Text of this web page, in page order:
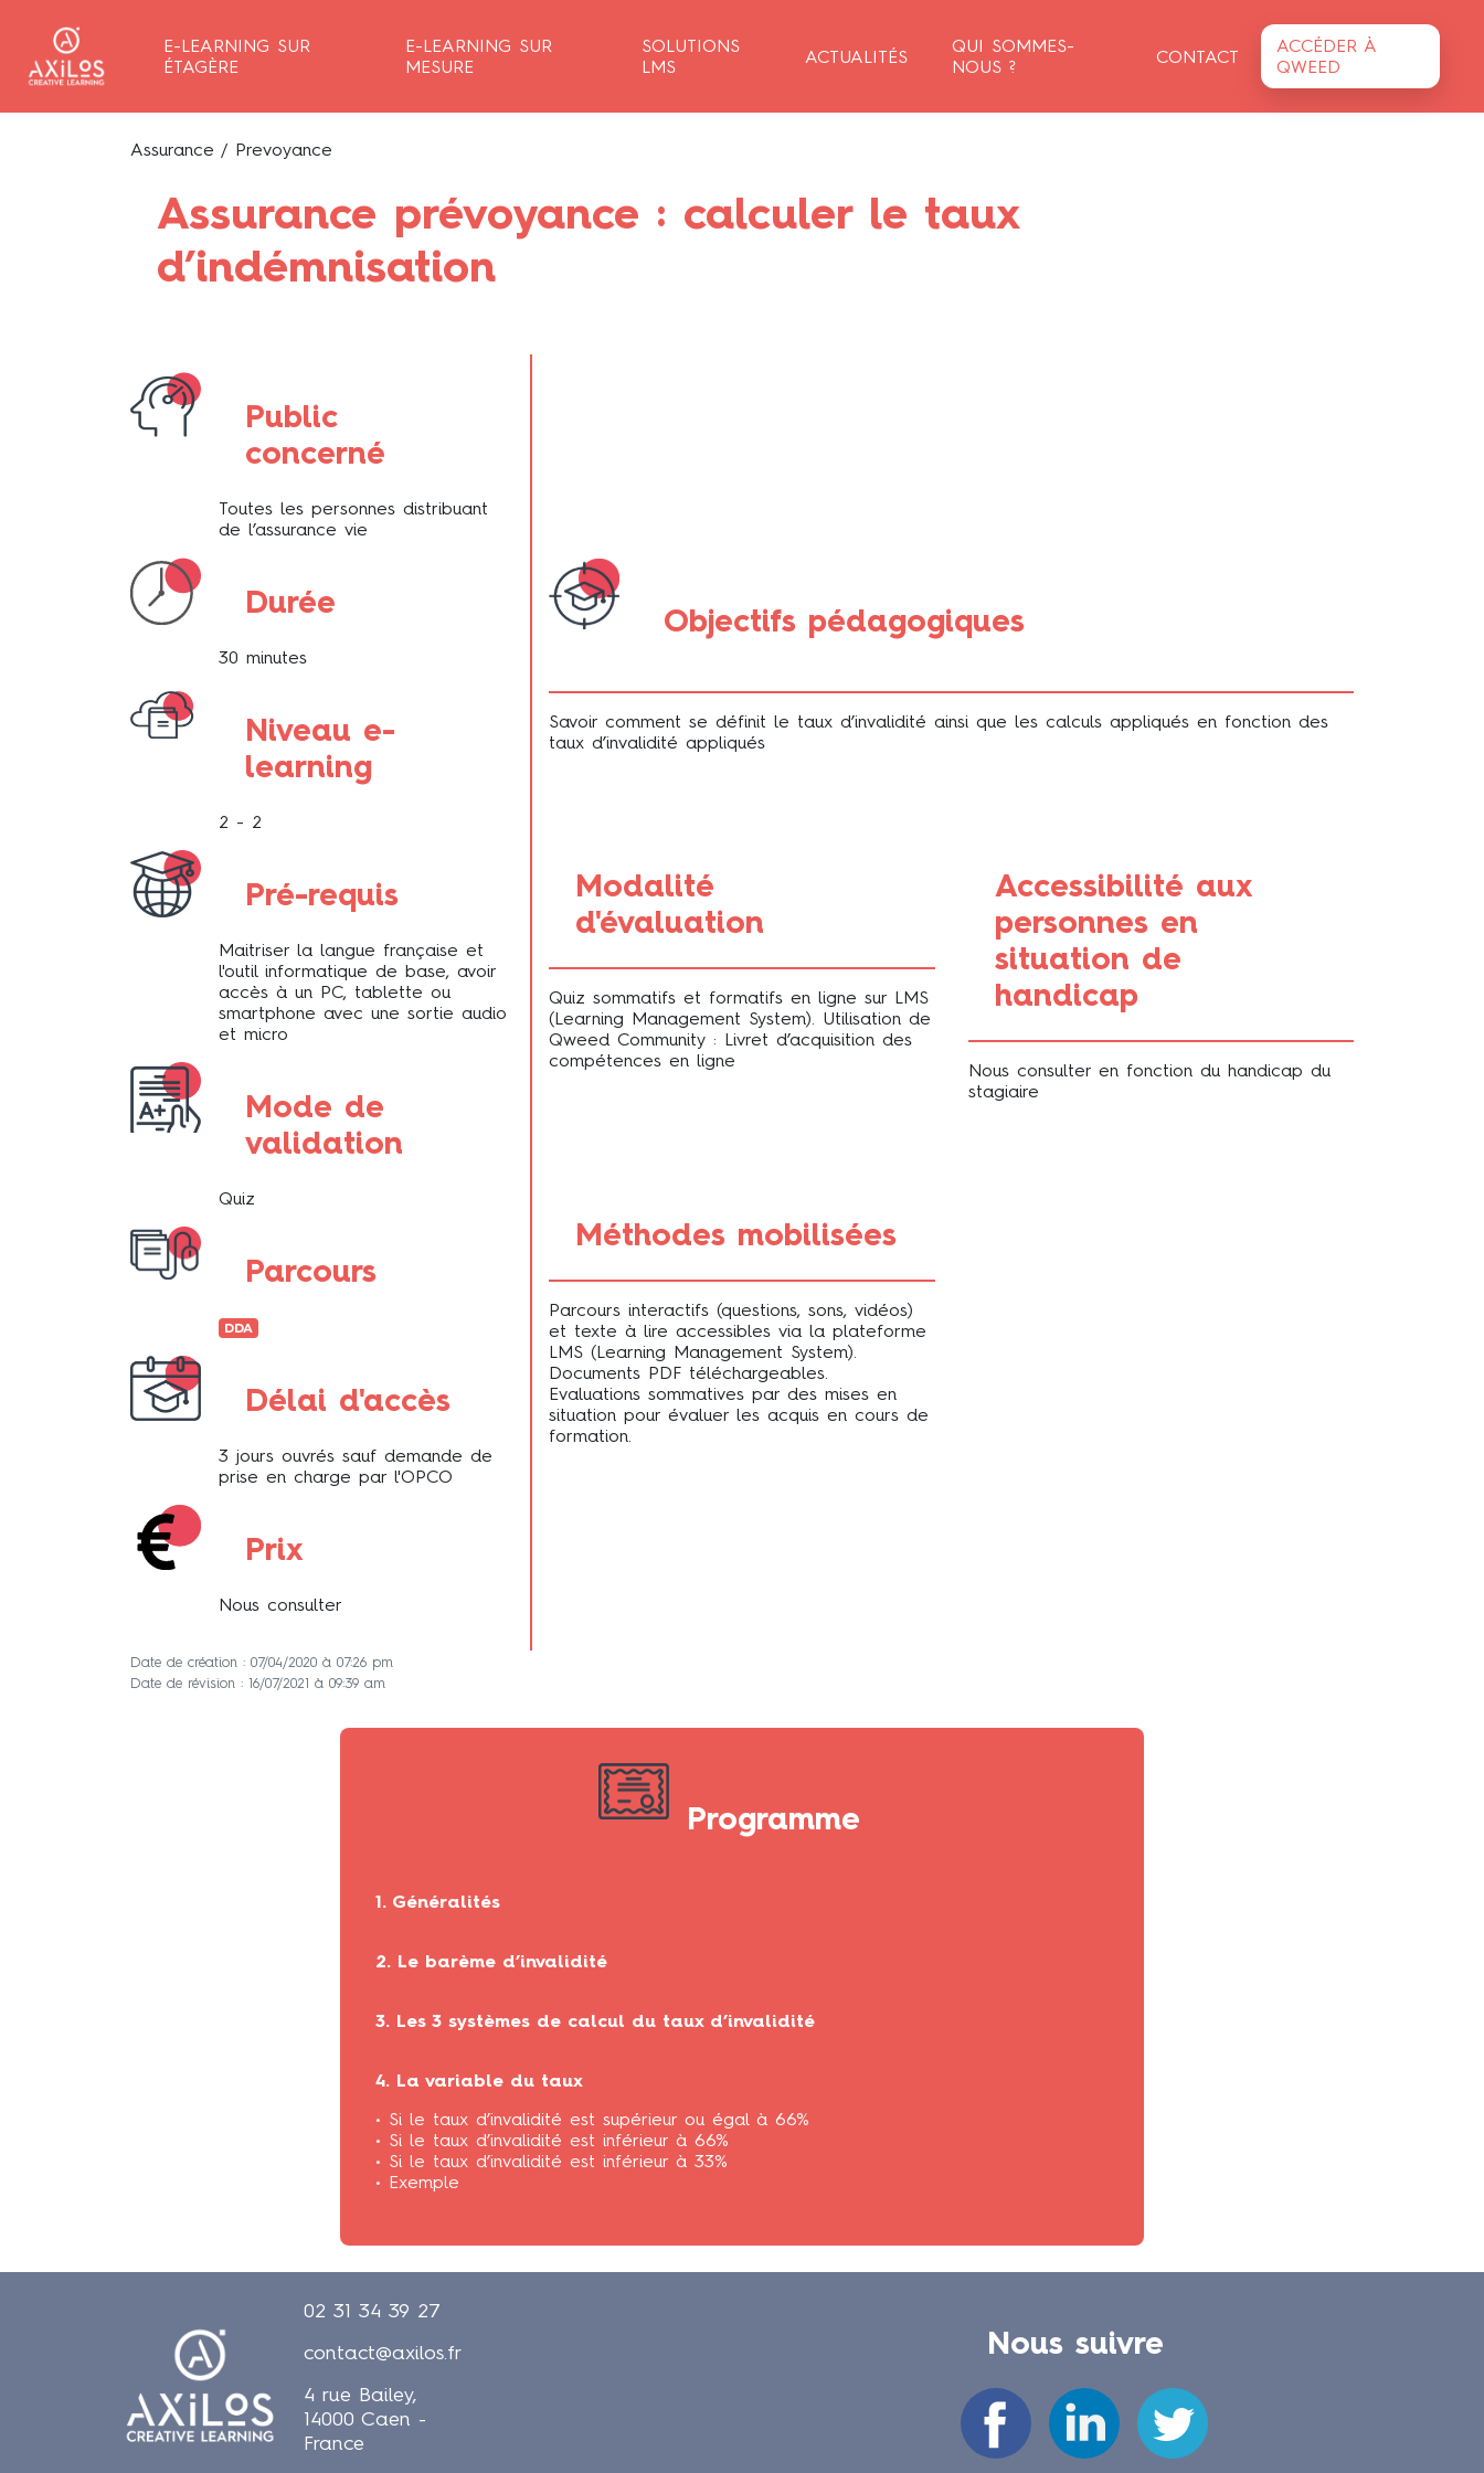
E-LEARNING SUR
ÉTAGÈRE
E-LEARNING SUR
MESURE
SOLUTIONS
LMS
ACTUALITÉS
QUI SOMMES-
NOUS ?
CONTACT
ACCÉDER À
QWEED
Assurance / Prevoyance
Assurance prévoyance : calculer le taux
d’indémnisation
Public
concerné
Toutes les personnes distribuant
de l’assurance vie
Durée
30 minutes
Niveau e-
learning
2 - 2
Pré-requis
Maitriser la langue française et
l'outil informatique de base, avoir
accès à un PC, tablette ou
smartphone avec une sortie audio
et micro
Mode de
validation
Quiz
Parcours
DDA
Délai d'accès
3 jours ouvrés sauf demande de
prise en charge par l'OPCO
Prix
Nous consulter
Objectifs pédagogiques
Savoir comment se définit le taux d’invalidité ainsi que les calculs appliqués en fonction des
taux d’invalidité appliqués
Modalité
d'évaluation
Quiz sommatifs et formatifs en ligne sur LMS
(Learning Management System). Utilisation de
Qweed Community : Livret d’acquisition des
compétences en ligne
Accessibilité aux
personnes en
situation de
handicap
Nous consulter en fonction du handicap du
stagiaire
Méthodes mobilisées
Parcours interactifs (questions, sons, vidéos)
et texte à lire accessibles via la plateforme
LMS (Learning Management System).
Documents PDF téléchargeables.
Evaluations sommatives par des mises en
situation pour évaluer les acquis en cours de
formation.
Date de création : 07/04/2020 à 07:26 pm
Date de révision : 16/07/2021 à 09:39 am
Programme
1. Généralités
2. Le barème d’invalidité
3. Les 3 systèmes de calcul du taux d’invalidité
4. La variable du taux
• Si le taux d’invalidité est supérieur ou égal à 66%
• Si le taux d’invalidité est inférieur à 66%
• Si le taux d’invalidité est inférieur à 33%
• Exemple
02 31 34 39 27
contact@axilos.fr
4 rue Bailey,
14000 Caen -
France
Nous suivre